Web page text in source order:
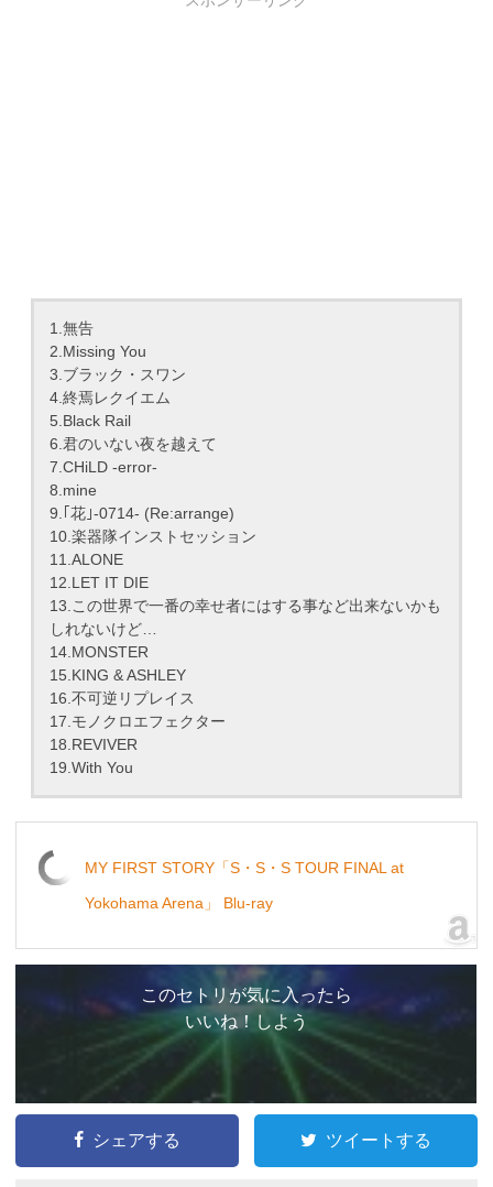
1.無告
2.Missing You
3.ブラック・スワン
4.終焉レクイエム
5.Black Rail
6.君のいない夜を越えて
7.CHiLD -error-
8.mine
9.｢花｣-0714- (Re:arrange)
10.楽器隊インストセッション
11.ALONE
12.LET IT DIE
13.この世界で一番の幸せ者にはする事など出来ないかも
しれないけど…
14.MONSTER
15.KING & ASHLEY
16.不可逆リプレイス
17.モノクロエフェクター
18.REVIVER
19.With You
MY FIRST STORY「S・S・S TOUR FINAL at
Yokohama Arena」 Blu-ray
このセトリが気に入ったら
いいね！しよう
シェアする ツイートする